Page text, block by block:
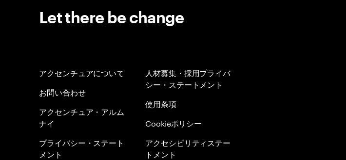
Let there be change
アクセンチュアについて
お問い合わせ
アクセンチュア・アルム
ナイ
プライバシー・ステート
メント
人材募集・採用プライバ
シー・ステートメント
使用条項
Cookieポリシー
アクセシビリティステー
トメント